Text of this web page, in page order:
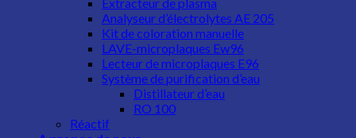
Analyseur d’électrolytes AE 205
Kit de coloration manuelle
LAVE-microplaques Ew96
Lecteur de microplaques E96
Système de purification d’eau
Distillateur d’eau
RO 100
Réactif